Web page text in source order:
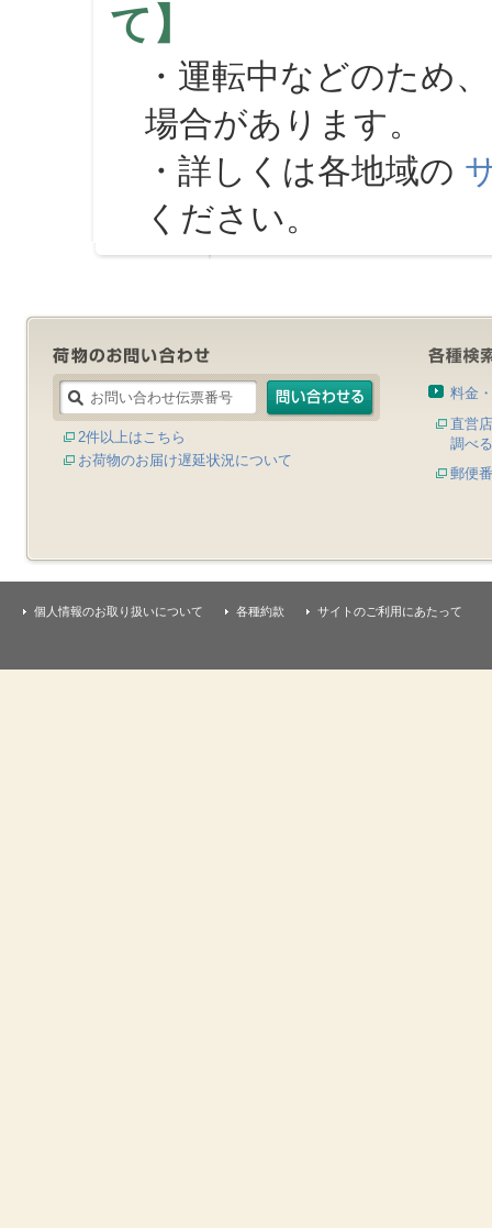
て】
・運転中などのため
場合があります。
・詳しくは各地域の
ください。
2件以上はこちら
お荷物のお届け遅延状況について
料金
直営
調べる
郵便
個人情報のお取り扱いについて 各種約款 サイトのご利用にあたって